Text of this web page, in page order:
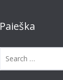
Paieška